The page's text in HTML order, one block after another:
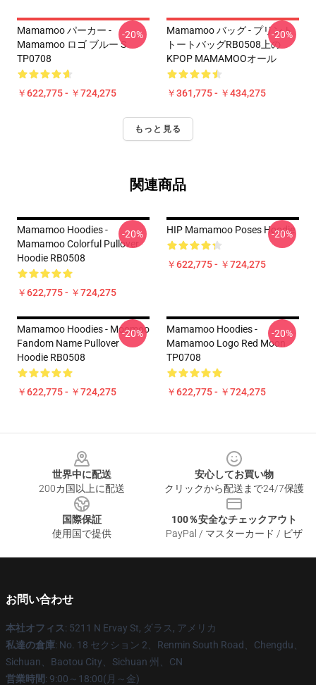
Mamamoo パーカー -
Mamamoo ロゴ ブルー S
TP0708
￥622,775 - ￥724,275
-20%
Mamamoo バッグ - プリント
トートバッグRB0508上の
KPOP MAMAMOOオール
￥361,775 - ￥434,275
-20%
もっと見る
関連商品
Mamamoo Hoodies -
Mamamoo Colorful Pullover
Hoodie RB0508
￥622,775 - ￥724,275
-20% HIP Mamamoo Poses Hoodie
￥622,775 - ￥724,275
-20%
Mamamoo Hoodies - Moomoo
Fandom Name Pullover
Hoodie RB0508
￥622,775 - ￥724,275
-20%
Mamamoo Hoodies -
Mamamoo Logo Red Moon
TP0708
￥622,775 - ￥724,275
-20%
世界中に配送
200カ国以上に配送
安心してお買い物
クリックから配送まで24/7保護
国際保証
使用国で提供
100％安全なチェックアウト
PayPal / マスターカード / ビザ
お問い合わせ
本社オフィス: 5211 N Ervay St, ダラス, アメリカ
私達の倉庫: No. 18 セクション 2、Renmin South Road、Chengdu、
Sichuan、Baotou City、Sichuan 州、CN
営業時間: 9:00～18:00(月～金)